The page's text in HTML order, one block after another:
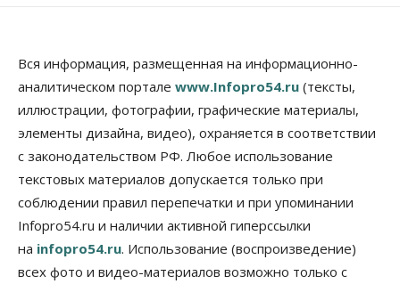
В Новосибирске прошёл митинг
против нового закона о памятниках
07 Августа 2026, 18:00
Бизнес
В аэропорту Толмачёво завершены работы по
бетонированию рулежных дорожек
07 Августа 2026, 17:00
Новосибирцы стали реже оформлять
дома по упрощенной схеме
07 Августа 2026, 16:00
Вся информация, размещенная на информационно-
аналитическом портале www.Infopro54.ru (тексты,
иллюстрации, фотографии, графические материалы,
элементы дизайна, видео), охраняется в соответствии
с законодательством РФ. Любое использование
текстовых материалов допускается только при
соблюдении правил перепечатки и при упоминании
Infopro54.ru и наличии активной гиперссылки
на infopro54.ru. Использование (воспроизведение)
всех фото и видео-материалов возможно только с